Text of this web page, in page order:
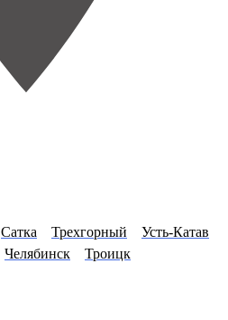
Сатка Трехгорный
Усть-Катав
Челябинск
Троицк